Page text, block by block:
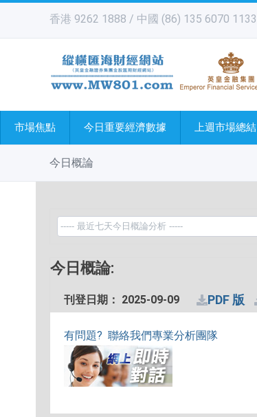
香港 9262 1888 / 中國 (86) 135 6070 1133
市場焦點 今日重要經濟數據 上週市場總結
今日概論
今日概論:
刊登日期： 2025-09-09 PDF 版
有問題? 聯絡我們專業分析團隊